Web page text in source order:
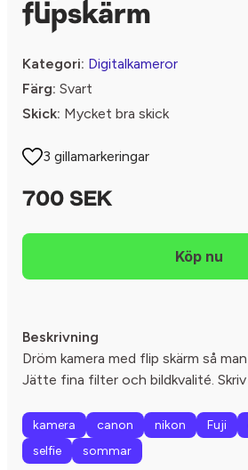
flipskärm
Kategori: Digitalkameror
Färg: Svart
Skick: Mycket bra skick
3 gillamarkeringar
700 SEK
Beskrivning
Dröm kamera med flip skärm så
Jätte fina filter och bildkvalité.
kamera canon nikon Fuji
selfie
sommar